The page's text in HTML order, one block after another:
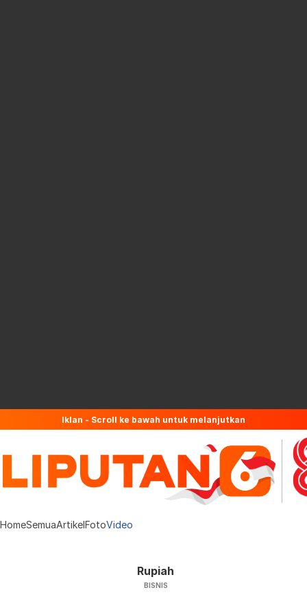
Iklan - Scroll ke bawah untuk melanjutkan
HomeSemuaArtikelFotoVideo
Rupiah
BISNIS